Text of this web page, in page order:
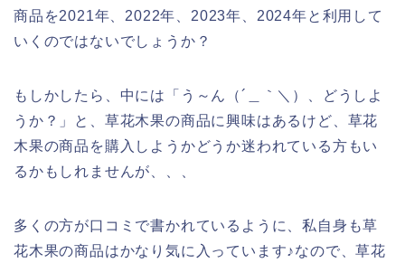
商品を2021年、2022年、2023年、2024年と利用して
いくのではないでしょうか？
もしかしたら、中には「う～ん（´＿｀＼）、どうしよ
うか？」と、草花木果の商品に興味はあるけど、草花
木果の商品を購入しようかどうか迷われている方もい
るかもしれませんが、、、
多くの方が口コミで書かれているように、私自身も草
花木果の商品はかなり気に入っています♪なので、草花